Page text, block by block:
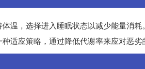
温，选择进入睡眠状态以减少能量消耗
适应策略，通过降低代谢率来应对恶劣